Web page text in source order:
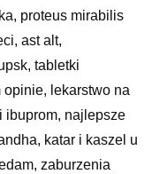
proteus mirabilis
ast alt,
tabletki
opinie, lekarstwo na
ibuprom, najlepsze
katar i kaszel u
zaburzenia